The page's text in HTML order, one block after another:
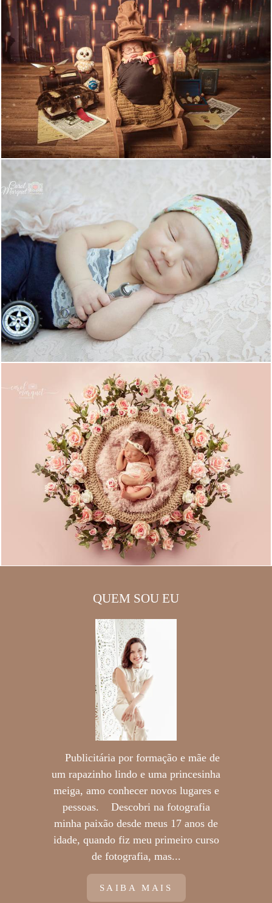
QUEM SOU EU
Publicitária por formação e mãe de
um rapazinho lindo e uma princesinha
meiga, amo conhecer novos lugares e
pessoas. Descobri na fotografia
minha paixão desde meus 17 anos de
idade, quando fiz meu primeiro curso
de fotografia, mas...
SAIBA MAIS